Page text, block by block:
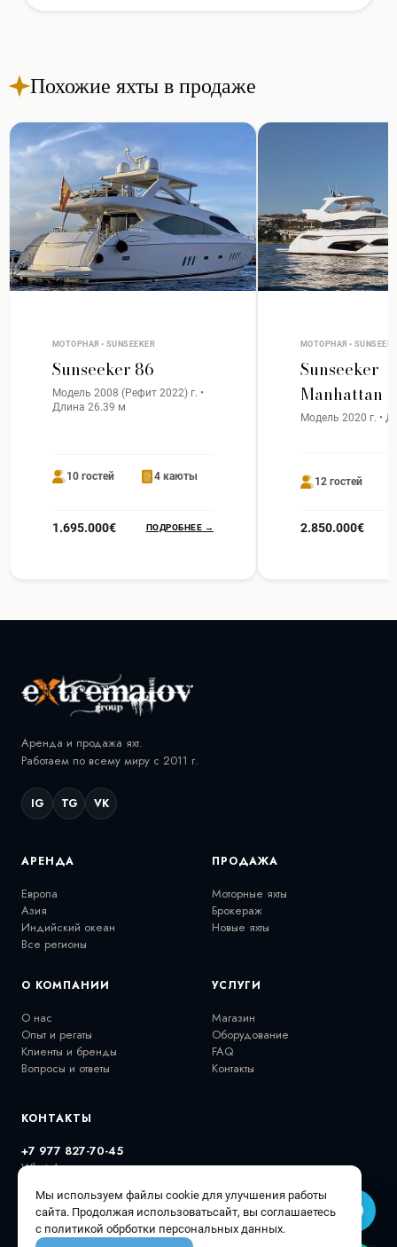
Похожие яхты в продаже
МОТОРНАЯ • SUNSEEKER
Sunseeker 86
Модель 2008 (Рефит 2022) г. •
Длина 26.39 м
10 гостей 4 каюты
1.695.000€ ПОДРОБНЕЕ →
МОТОРНАЯ •
Sunseeker
Manhattan
Модель 2020 г. •
12 гостей
2.850.000€
Аренда и продажа яхт.
Работаем по всему миру с 2011 г.
IG TG VK
АРЕНДА
Европа
Азия
Индийский океан
Все регионы
ПРОДАЖА
Моторные яхты
Брокераж
Новые яхты
О КОМПАНИИ
О нас
Опыт и регаты
Клиенты и бренды
Вопросы и ответы
УСЛУГИ
Магазин
Оборудование
FAQ
Контакты
КОНТАКТЫ
+7 977 827-70-45
WhatsApp
@extremalovyachts
Мы используем файлы cookie для улучшения работы
сайта. Продолжая использоватьсайт, вы соглашаетесь
с политикой обрботки персональных данных.